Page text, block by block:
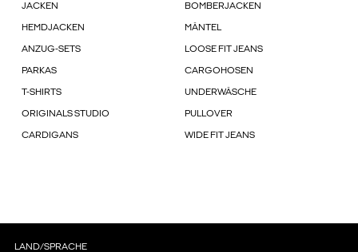
JACKEN BOMBERJACKEN
HEMDJACKEN MÄNTEL
ANZUG-SETS LOOSE FIT JEANS
PARKAS CARGOHOSEN
T-SHIRTS UNDERWÄSCHE
ORIGINALS STUDIO PULLOVER
CARDIGANS WIDE FIT JEANS
LAND/SPRACHE